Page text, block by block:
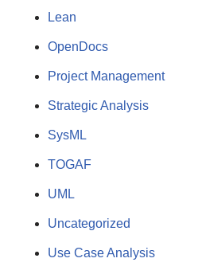
Lean
OpenDocs
Project Management
Strategic Analysis
SysML
TOGAF
UML
Uncategorized
Use Case Analysis